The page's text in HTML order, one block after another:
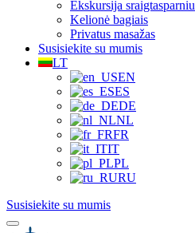
Ekskursija sraigtasparniu
Kelionė bagiais
Privatus masažas
Susisiekite su mumis
LT
EN
ES
DE
NL
FR
IT
PL
RU
Susisiekite su mumis